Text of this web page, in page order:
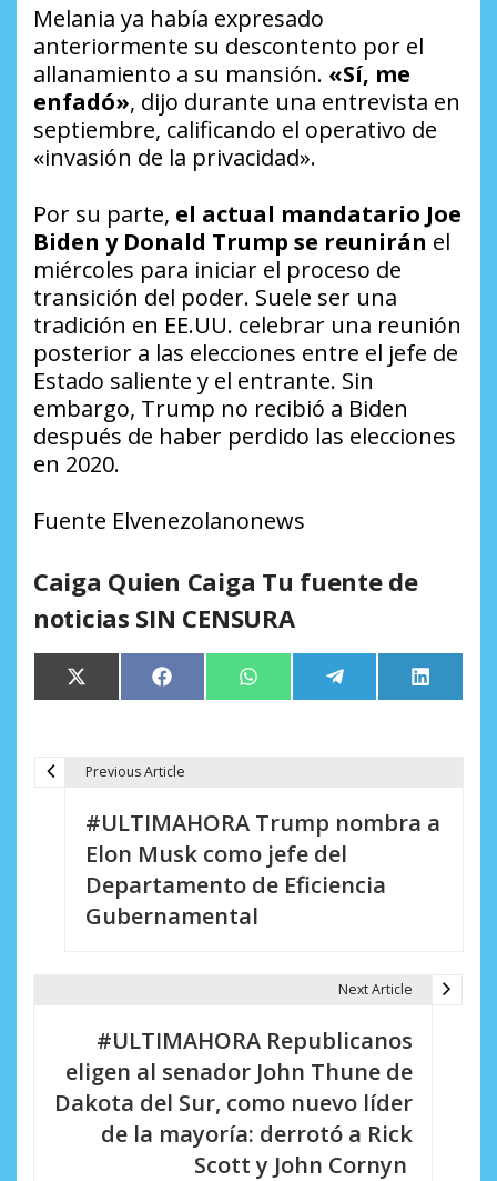
Melania ya había expresado
anteriormente su descontento por el
allanamiento a su mansión. «Sí, me
enfadó», dijo durante una entrevista en
septiembre, calificando el operativo de
«invasión de la privacidad».
Por su parte, el actual mandatario Joe
Biden y Donald Trump se reunirán el
miércoles para iniciar el proceso de
transición del poder. Suele ser una
tradición en EE.UU. celebrar una reunión
posterior a las elecciones entre el jefe de
Estado saliente y el entrante. Sin
embargo, Trump no recibió a Biden
después de haber perdido las elecciones
en 2020.
Fuente Elvenezolanonews
Caiga Quien Caiga Tu fuente de
noticias SIN CENSURA
Compartir
en
X
(Twitter)
Compartir
en
Facebook Compartir
en
WhatsApp Compartir
en
Telegram
en
LinkedIn
Previous Article
#ULTIMAHORA Trump nombra a
Elon Musk como jefe del
Departamento de Eficiencia
Gubernamental
Next Article
#ULTIMAHORA Republicanos
eligen al senador John Thune de
Dakota del Sur, como nuevo líder
de la mayoría: derrotó a Rick
Scott y John Cornyn